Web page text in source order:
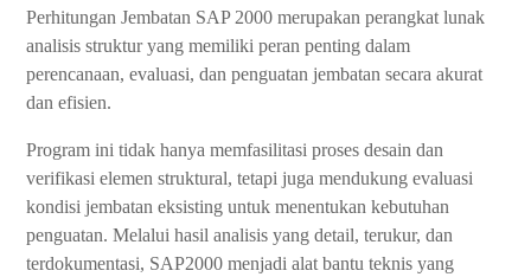
Perhitungan Jembatan SAP 2000 merupakan perangkat lunak
analisis struktur yang memiliki peran penting dalam
perencanaan, evaluasi, dan penguatan jembatan secara akurat
dan efisien.
Program ini tidak hanya memfasilitasi proses desain dan
verifikasi elemen struktural, tetapi juga mendukung evaluasi
kondisi jembatan eksisting untuk menentukan kebutuhan
penguatan. Melalui hasil analisis yang detail, terukur, dan
terdokumentasi, SAP2000 menjadi alat bantu teknis yang